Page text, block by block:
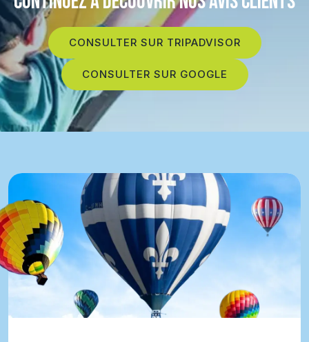
CONSULTER SUR TRIPADVISOR
CONSULTER SUR GOOGLE